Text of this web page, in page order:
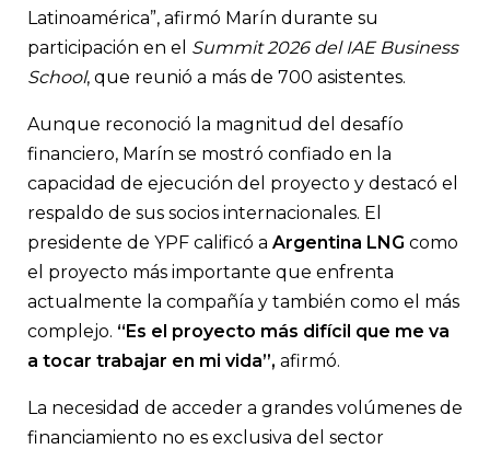
Latinoamérica”, afirmó Marín durante su
participación en el Summit 2026 del IAE Business
School, que reunió a más de 700 asistentes.
Aunque reconoció la magnitud del desafío
financiero, Marín se mostró confiado en la
capacidad de ejecución del proyecto y destacó el
respaldo de sus socios internacionales. El
presidente de YPF calificó a Argentina LNG como
el proyecto más importante que enfrenta
actualmente la compañía y también como el más
complejo. “Es el proyecto más difícil que me va
a tocar trabajar en mi vida”, afirmó.
La necesidad de acceder a grandes volúmenes de
financiamiento no es exclusiva del sector